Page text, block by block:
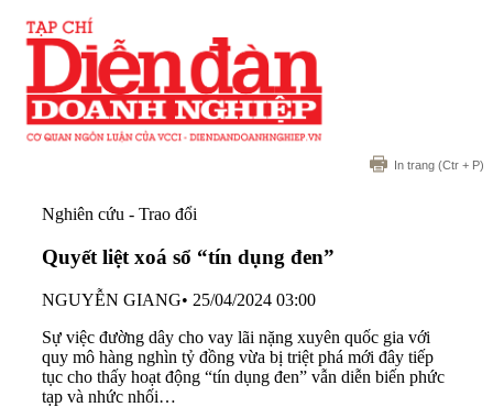
In trang (Ctr + P)
Nghiên cứu - Trao đổi
Quyết liệt xoá sổ “tín dụng đen”
NGUYỄN GIANG• 25/04/2024 03:00
Sự việc đường dây cho vay lãi nặng xuyên quốc gia với
quy mô hàng nghìn tỷ đồng vừa bị triệt phá mới đây tiếp
tục cho thấy hoạt động “tín dụng đen” vẫn diễn biến phức
tạp và nhức nhối…